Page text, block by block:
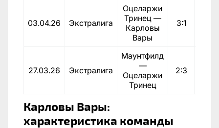
03.04.26 Экстралига
Оцеларжи
Тринец —
Карловы
Вары
3:1
27.03.26 Экстралига
Маунтфилд
—
Оцеларжи
Тринец
2:3
Карловы Вары:
характеристика команды